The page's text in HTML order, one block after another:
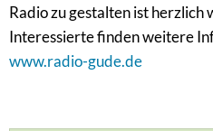
Radio zu gestalten ist herzlich
Interessierte finden weitere
www.radio-gude.de